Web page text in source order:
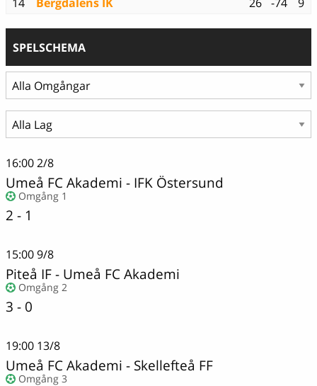
SPELSCHEMA
16:002/8
Umeå FC Akademi - IFK Östersund
Omgång 1
2 - 1
15:009/8
Piteå IF- Umeå FC Akademi
Omgång 2
3 - 0
19:00 13/8
Umeå FC Akademi - Skellefteå FF
Omgång 3